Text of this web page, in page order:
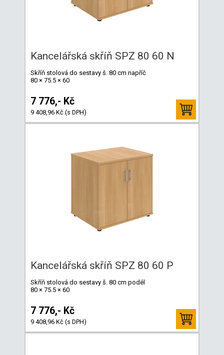
Kancelářská skříň SPZ 80 60 N
Skříň stolová do sestavy š. 80 cm napříč
80 × 75.5 × 60
7 776,- Kč
9 408,96 Kč (s DPH)
Kancelářská skříň SPZ 80 60 P
Skříň stolová do sestavy š. 80 cm podél
80 × 75.5 × 60
7 776,- Kč
9 408,96 Kč (s DPH)